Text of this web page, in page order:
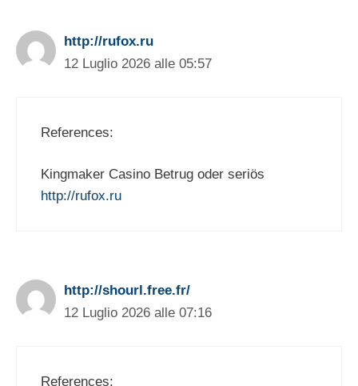
http://rufox.ru
12 Luglio 2026 alle 05:57
References:
Kingmaker Casino Betrug oder seriös
http://rufox.ru
http://shourl.free.fr/
12 Luglio 2026 alle 07:16
References: